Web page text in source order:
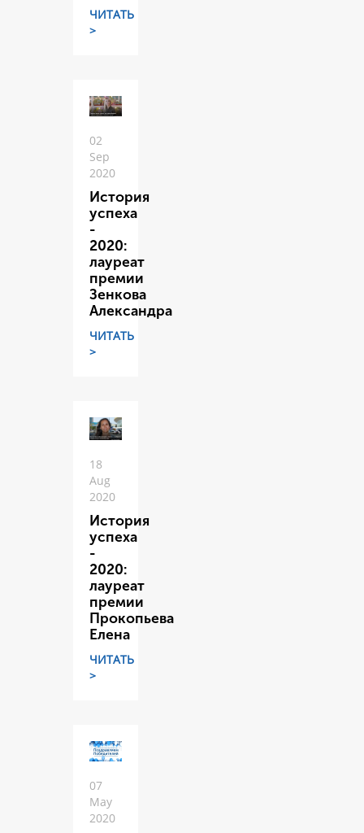
ЧИТАТЬ
>
02
Sep
2020
История
успеха
-
2020:
лауреат
премии
Зенкова
Александра
ЧИТАТЬ
>
18
Aug
2020
История
успеха
-
2020:
лауреат
премии
Прокопьева
Елена
ЧИТАТЬ
>
07
May
2020